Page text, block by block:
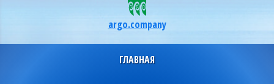
argo.company
ГЛАВНАЯ